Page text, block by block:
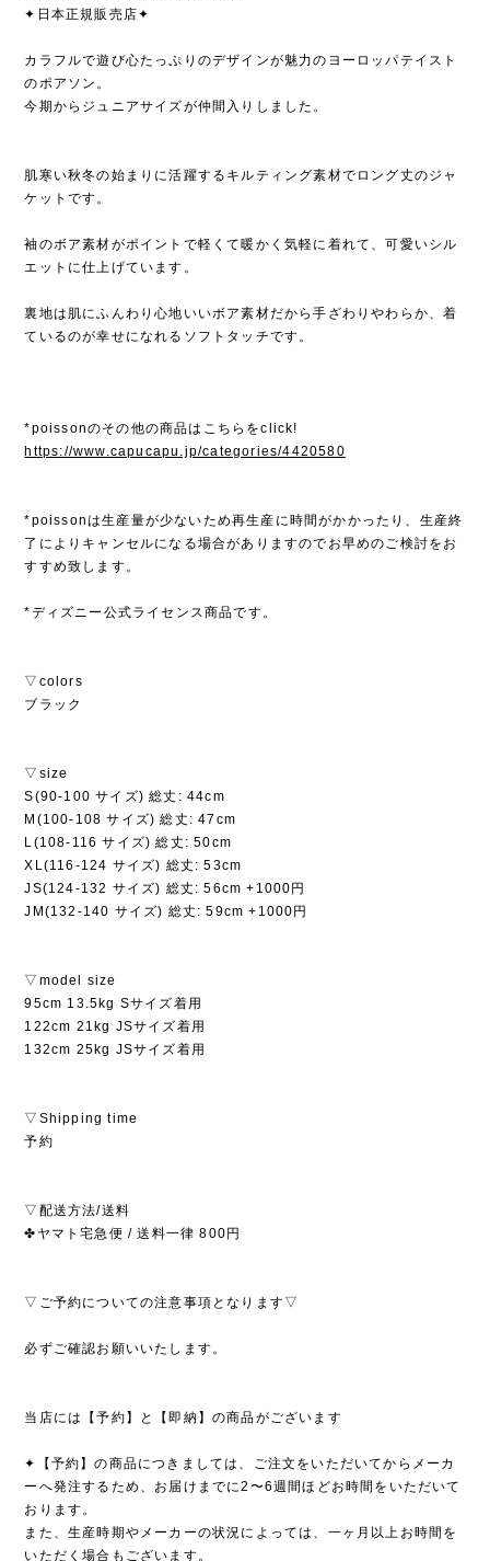
✦日本正規販売店✦
カラフルで遊び心たっぷりのデザインが魅力のヨーロッパテイスト
のポアソン。
今期からジュニアサイズが仲間入りしました。
肌寒い秋冬の始まりに活躍するキルティング素材でロング丈のジャ
ケットです。
袖のボア素材がポイントで軽くて暖かく気軽に着れて、可愛いシル
エットに仕上げています。
裏地は肌にふんわり心地いいボア素材だから手ざわりやわらか、着
ているのが幸せになれるソフトタッチです。
*poissonのその他の商品はこちらをclick!
https://www.capucapu.jp/categories/4420580
*poissonは生産量が少ないため再生産に時間がかかったり、生産終
了によりキャンセルになる場合がありますのでお早めのご検討をお
すすめ致します。
*ディズニー公式ライセンス商品です。
▽colors
ブラック
▽size
S(90-100 サイズ) 総丈: 44cm
M(100-108 サイズ) 総丈: 47cm
L(108-116 サイズ) 総丈: 50cm
XL(116-124 サイズ) 総丈: 53cm
JS(124-132 サイズ) 総丈: 56cm +1000円
JM(132-140 サイズ) 総丈: 59cm +1000円
▽model size
95cm 13.5kg Sサイズ着用
122cm 21kg JSサイズ着用
132cm 25kg JSサイズ着用
▽Shipping time
予約
▽配送方法/送料
✤ヤマト宅急便 / 送料一律 800円
▽ご予約についての注意事項となります▽
必ずご確認お願いいたします。
当店には【予約】と【即納】の商品がございます
✦【予約】の商品につきましては、ご注文をいただいてからメーカ
ーへ発注するため、お届けまでに2〜6週間ほどお時間をいただいて
おります。
また、生産時期やメーカーの状況によっては、一ヶ月以上お時間を
いただく場合もございます。